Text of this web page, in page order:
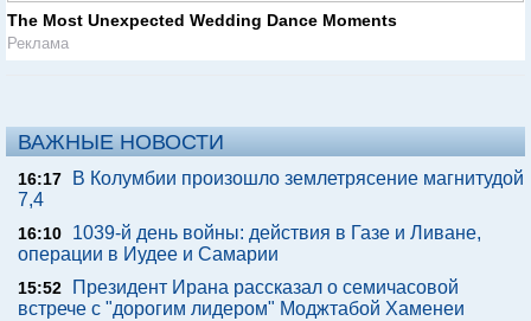
The Most Unexpected Wedding Dance Moments
Реклама
ВАЖНЫЕ НОВОСТИ
16:17
В Колумбии произошло землетрясение магнитудой
7,4
16:10
1039-й день войны: действия в Газе и Ливане,
операции в Иудее и Самарии
15:52
Президент Ирана рассказал о семичасовой
встрече с "дорогим лидером" Моджтабой Хаменеи